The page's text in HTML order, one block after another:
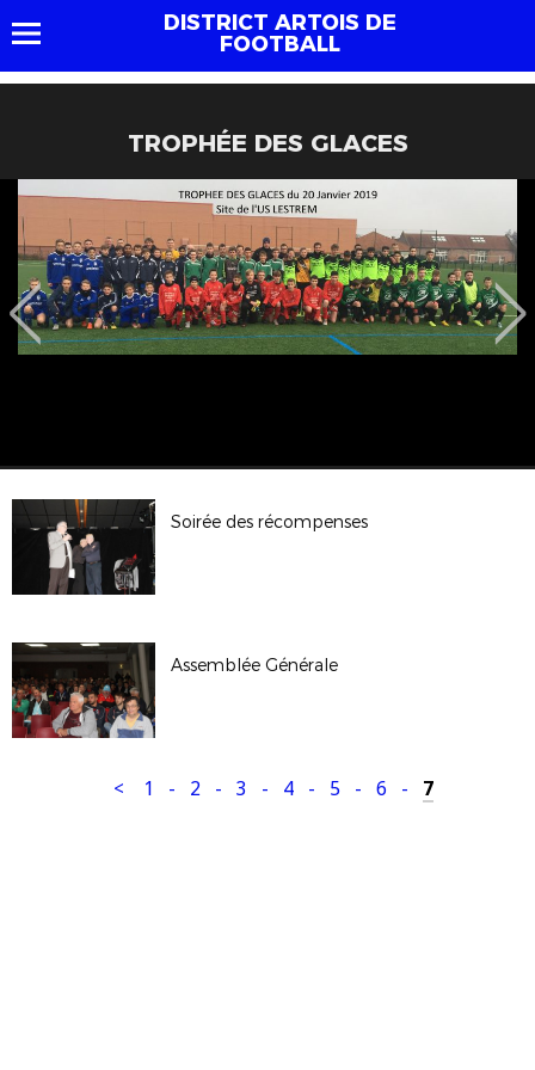
DISTRICT ARTOIS DE
FOOTBALL
TROPHÉE DES GLACES
Soirée des récompenses
Assemblée Générale
< 1 - 2 - 3 - 4 - 5 - 6 - 7